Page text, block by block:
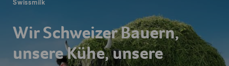
Swissmilk
Wir Schweizer Bauern,
unsere Kühe, unsere